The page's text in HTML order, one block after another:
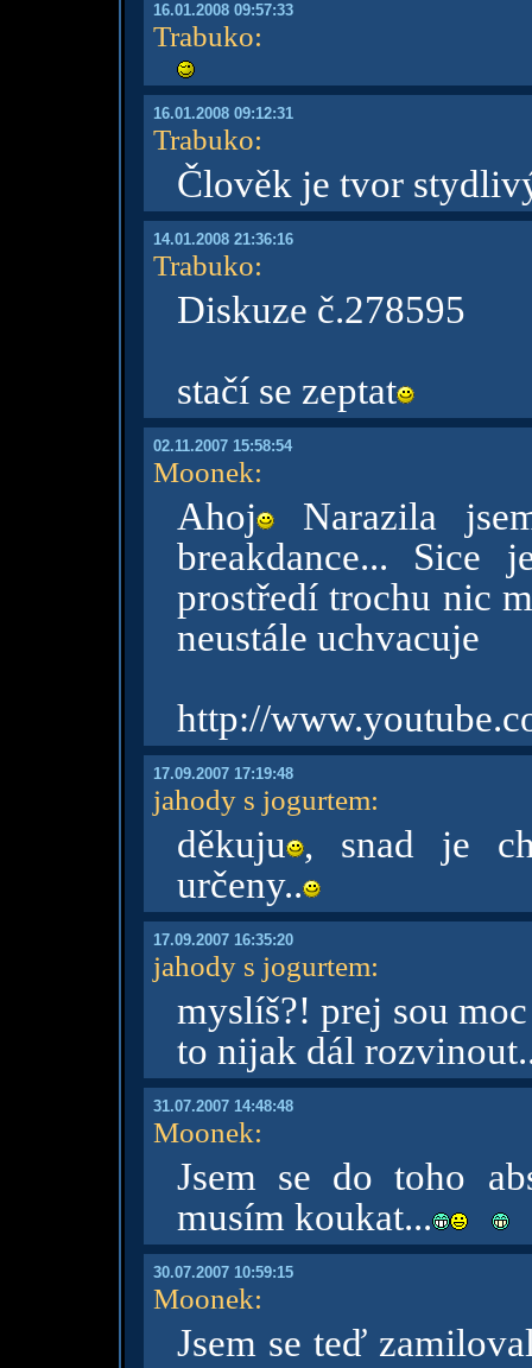
16.01.2008 09:57:33
Trabuko:
16.01.2008 09:12:31
Trabuko:
Člověk je tvor
14.01.2008 21:36:16
Trabuko:
Diskuze č.278595
stačí se zeptat
02.11.2007 15:58:54
Moonek:
Ahoj Narazila
breakdance...
prostředí trochu nic
neustále uchvacuje
http://
17.09.2007 17:19:48
jahody s jogurtem:
děkuju , snad je
určeny..
17.09.2007 16:35:20
jahody s jogurtem:
myslíš?! prej sou
to nijak dál
31.07.2007 14:48:48
Moonek:
Jsem se do toho
musím koukat...
30.07.2007 10:59:15
Moonek:
Jsem se teď